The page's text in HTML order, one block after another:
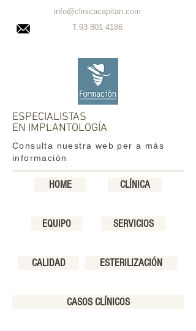
info@clinicacapitan.com
T.93 801 4186
ESPECIALISTAS
EN IMPLANTOLOGÍA
Consulta nuestra web per a más
información
HOME CLÍNICA
EQUIPO
CALIDAD
SERVICIOS
ESTERILIZACIÓN
CASOS CLÍNICOS